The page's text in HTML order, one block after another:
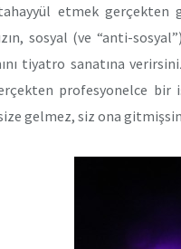
etmek gerçekten
sosyal (ve “anti-
tiyatro sanatına
profesyonelce bir
gelmez, siz ona